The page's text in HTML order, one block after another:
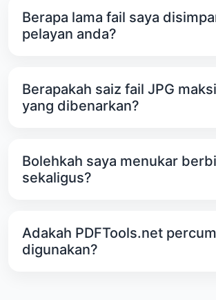
mengambil sedikit masa lagi. Ini
sistem perlu memproses dan
Berapa lama fail saya
pelayan anda?
PDFTools.net selama 1 jam. Selepas
dipadamkan secara automatik untuk
data anda sulit.
Berapakah saiz fail JPG
yang dibenarkan?
yang lebih besar daripada ini tidak
naik atau ditukar.
Bolehkah saya menukar
sekaligus?
berbilang fail PDF kepada imej pada
sama tanpa sebarang masalah..
Adakah PDFTools.net
digunakan?